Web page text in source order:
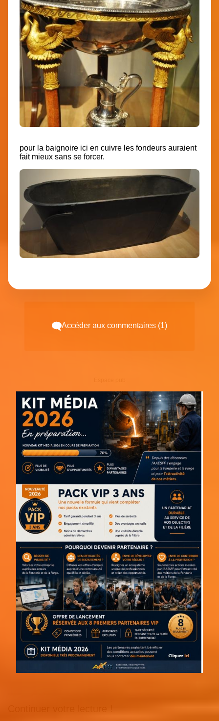
pour la baignoire ici en cuivre les fondeurs auraient
fait mieux sans se forcer.
Accéder aux commentaires (1)